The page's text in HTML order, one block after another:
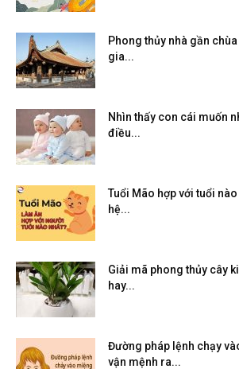
Phong thủy nhà gần
gia...
Nhìn thấy con cái muốn
điều...
Tuổi Mão hợp với tuổi
hệ...
Giải mã phong thủy cây
hay...
Đường pháp lệnh chạy
vận mệnh ra...